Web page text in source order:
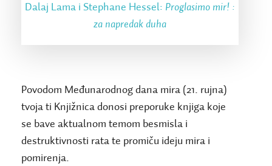
Dalaj Lama i Stephane Hessel: Proglasimo mir! :
za napredak duha
Povodom Međunarodnog dana mira (21. rujna)
tvoja ti Knjižnica donosi preporuke knjiga koje
se bave aktualnom temom besmisla i
destruktivnosti rata te promiču ideju mira i
pomirenja.